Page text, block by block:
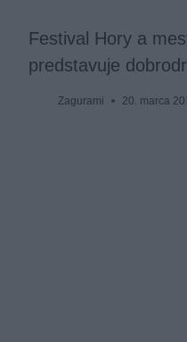
Festival Hory a
predstavuje
Zagurami 20. marca